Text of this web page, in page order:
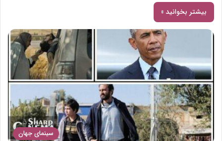
بیشتر بخوانید »
سینمای جهان